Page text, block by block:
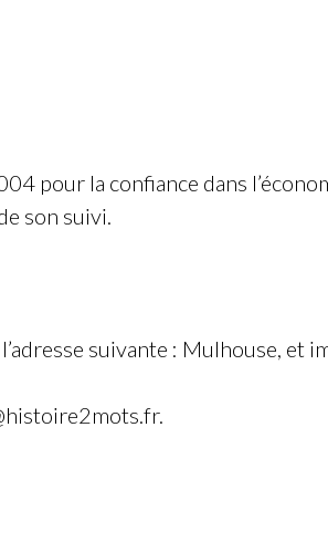
pour la confiance dans
son suivi.
suivante : Mulhouse, et
.